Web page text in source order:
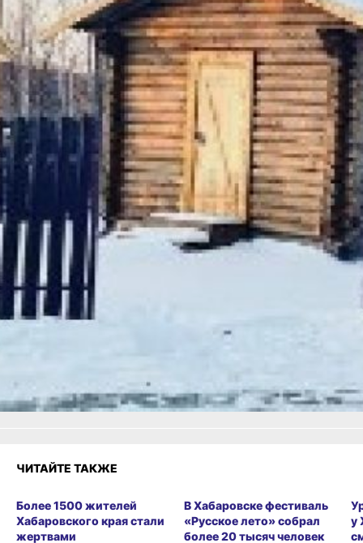
и амбара для хранения
продуктов. Внутри дома
расположены предметы быта,
кухонные принадлежности
и орудия рыбака-охотника. В
будущем планируется
обустроить территорию
комплекса и расширить
экспозицию, добавив изделия
декоративно-прикладного
искусства, традиционную
одежду, мебель, детские
игрушки и другие предметы.
В ТЕМУ:
Де-Кастри: Французское имя
на русской карте
Читайте нас в соцсетях:
ВКонтакте
Одноклассники,
Яндекс.Дзен
МАКС
Как вам материал?
ЧИТАЙТЕ ТАКЖЕ
Более 1500 жителей
Хабаровского края стали
жертвами
В Хабаровске фестиваль
«Русское лето» собрал
более 20 тысяч человек
у